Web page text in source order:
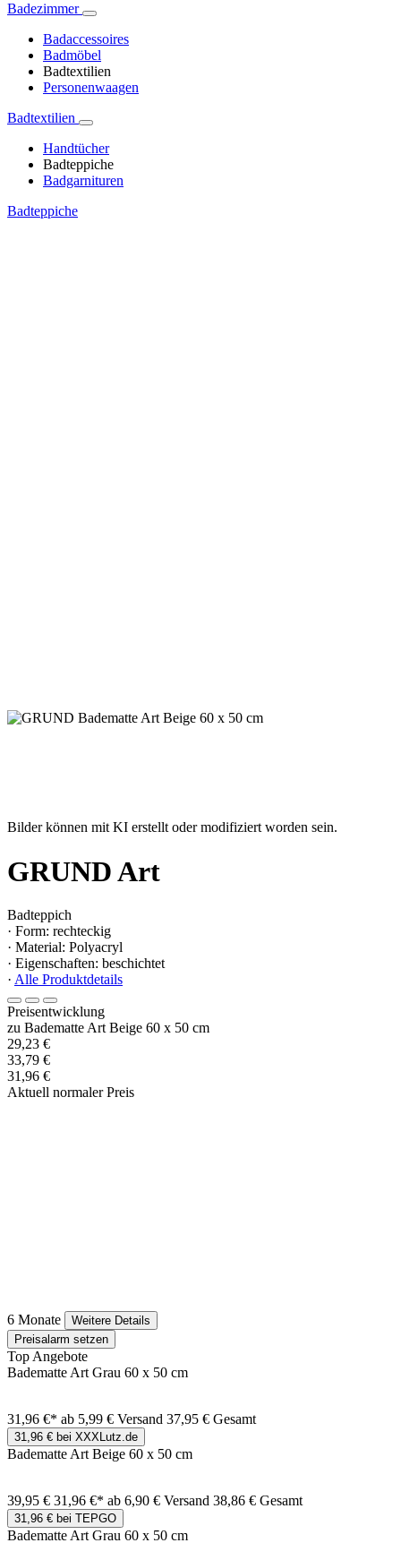
Badezimmer
Badaccessoires
Badmöbel
Badtextilien
Personenwaagen
Badtextilien
Handtücher
Badteppiche
Badgarnituren
Badteppiche
Bilder können mit KI erstellt oder modifiziert worden sein.
GRUND Art
Badteppich
· Form: rechteckig
· Material: Polyacryl
· Eigenschaften: beschichtet
· Alle Produktdetails
Preisentwicklung
zu Badematte Art Beige 60 x 50 cm
29,23 €
33,79 €
31,96 €
Aktuell normaler Preis
6 Monate
Weitere Details
Preisalarm setzen
Top Angebote
Badematte Art Grau 60 x 50 cm
31,96 €* ab 5,99 € Versand 37,95 € Gesamt
31,96 € bei XXXLutz.de
Badematte Art Beige 60 x 50 cm
39,95 € 31,96 €* ab 6,90 € Versand 38,86 € Gesamt
31,96 € bei TEPGO
Badematte Art Grau 60 x 50 cm